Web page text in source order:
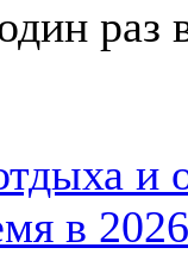
раз
и
в